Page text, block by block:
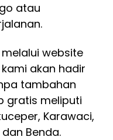
atau
website
akan hadir
tambahan
gratis meliputi
Karawaci,
Benda.